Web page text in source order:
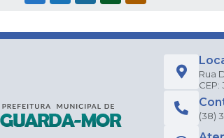
Rua
(38)